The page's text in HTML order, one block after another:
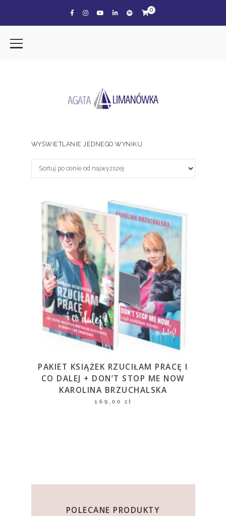
0
WYŚWIETLANIE JEDNEGO WYNIKU
PAKIET KSIĄŻEK RZUCIŁAM PRACĘ I
CO DALEJ + DON’T STOP ME NOW
KAROLINA BRZUCHALSKA
169,00 zł
POLECANE PRODUKTY